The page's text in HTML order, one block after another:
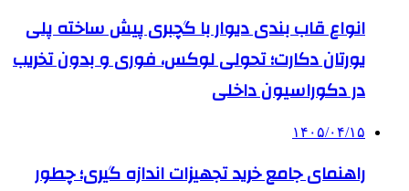
انواع قاب بندی دیوار با گچبری پیش ساخته پلی
یورتان دکارت؛ تحولی لوکس، فوری و بدون تخریب
در دکوراسیون داخلی
۱۴۰۵/۰۴/۱۵
راهنمای جامع خرید تجهیزات اندازه گیری؛ چطور